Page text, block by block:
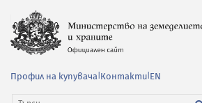
Профил на купувача Контакти EN